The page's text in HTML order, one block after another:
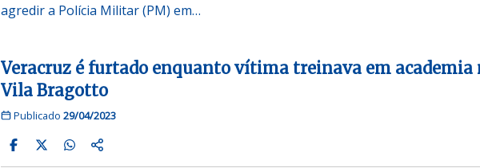
agredir a Polícia Militar (PM) em…
Veracruz é furtado enquanto vítima treinava em academia
Vila Bragotto
Publicado 29/04/2023